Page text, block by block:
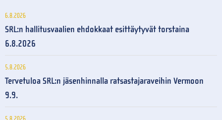
6.8.2026
SRL:n hallitusvaalien ehdokkaat esittäytyvät torstaina
6.8.2026
5.8.2026
Tervetuloa SRL:n jäsenhinnalla ratsastajaraveihin Vermoon
9.9.